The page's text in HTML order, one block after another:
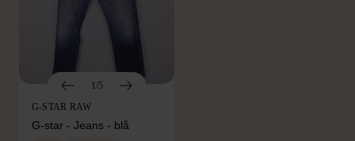
1/5
G-STAR RAW
G-star - Jeans - blå